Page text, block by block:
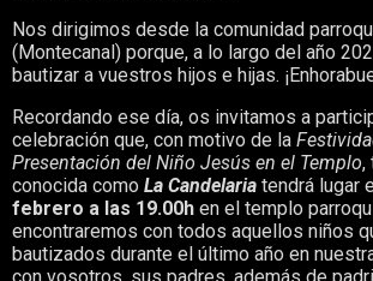
Nos dirigimos desde la comunidad
(Montecanal) porque, a lo largo del año
bautizar a vuestros hijos e hijas.
Recordando ese día, os invitamos a
celebración que, con motivo de la
Presentación del Niño Jesús en el Templo,
conocida como La Candelaria tendrá lugar
febrero a las 19.00h en el templo
encontraremos con todos aquellos niños
bautizados durante el último año en